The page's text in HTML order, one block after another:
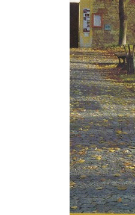
Socha Rys číhající na srnu v ZOO Hluboká
Socha Orlice v ZOO Hluboká
Socha Tygr v ZOO Hluboká
Socha Želva v ZOO Hluboká
Socha Kozorožec horský v ZOO Hluboká
Socha Včela v ZOO Hluboká
Socha Housenka v ZOO Hluboká
Socha Nosorožík v ZOO Hluboká
Socha Rosomák v ZOO Hluboká
Socha Beruška v ZOO Hluboká
Socha Vážka v ZOO Hluboká
Socha Volavka v ZOO Hluboká